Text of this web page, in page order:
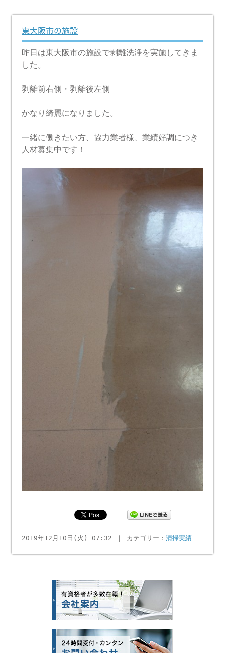
東大阪市の施設
昨日は東大阪市の施設で剥離洗浄を実施してきま
した。
剥離前右側・剥離後左側
かなり綺麗になりました。
一緒に働きたい方、協力業者様、業績好調につき
人材募集中です！
2019年12月10日(火) 07:32 ｜ カテゴリー：清掃実績